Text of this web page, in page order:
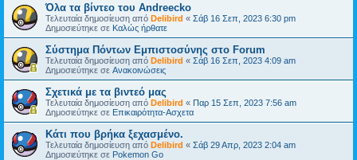
Όλα τα βίντεο του Andreecko
Τελευταία δημοσίευση από Delibird « Σάβ 16 Σεπ, 2023 6:30 pm
Δημοσιεύτηκε σε Kαλώς ήρθατε
Σύστημα Πόντων Εμπιστοσύνης στο Forum
Τελευταία δημοσίευση από Delibird « Σάβ 16 Σεπ, 2023 4:09 am
Δημοσιεύτηκε σε Ανακοινώσεις
Σχετικά με τα βιντεό μας
Τελευταία δημοσίευση από Delibird « Παρ 15 Σεπ, 2023 7:56 am
Δημοσιεύτηκε σε Επικαιρότητα-Ασχετα
Κάτι που βρήκα ξεχασμένο.
Τελευταία δημοσίευση από Delibird « Σάβ 29 Απρ, 2023 2:04 am
Δημοσιεύτηκε σε Pokemon Go